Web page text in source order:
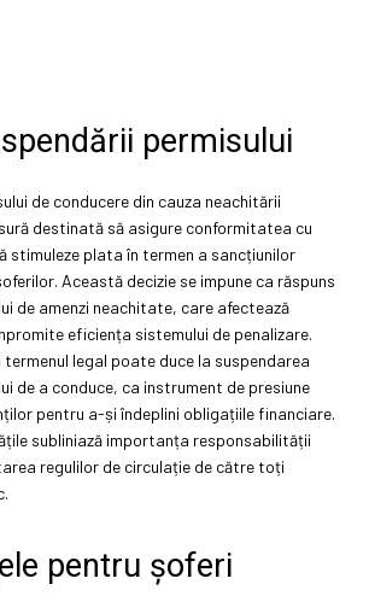
permisului
de conducere din cauza neachitării
destinată să asigure conformitatea cu
stimuleze plata în termen a sancțiunilor
Această decizie se impune ca răspuns
de amenzi neachitate, care afectează
eficiența sistemului de penalizare.
legal poate duce la suspendarea
de a conduce, ca instrument de presiune
pentru a-și îndeplini obligațiile financiare.
subliniază importanța responsabilității
regulilor de circulație de către toți
pentru șoferi